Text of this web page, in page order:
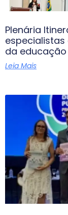
Plenária
da
Leia Mais